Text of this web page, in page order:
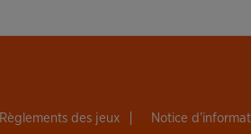
Règlements des jeux Notice